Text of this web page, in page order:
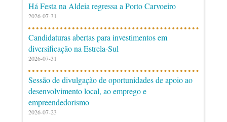
Há Festa na Aldeia regressa a Porto Carvoeiro
2026-07-31
Candidaturas abertas para investimentos em
diversificação na Estrela-Sul
2026-07-31
Sessão de divulgação de oportunidades de apoio ao
desenvolvimento local, ao emprego e
empreendedorismo
2026-07-23